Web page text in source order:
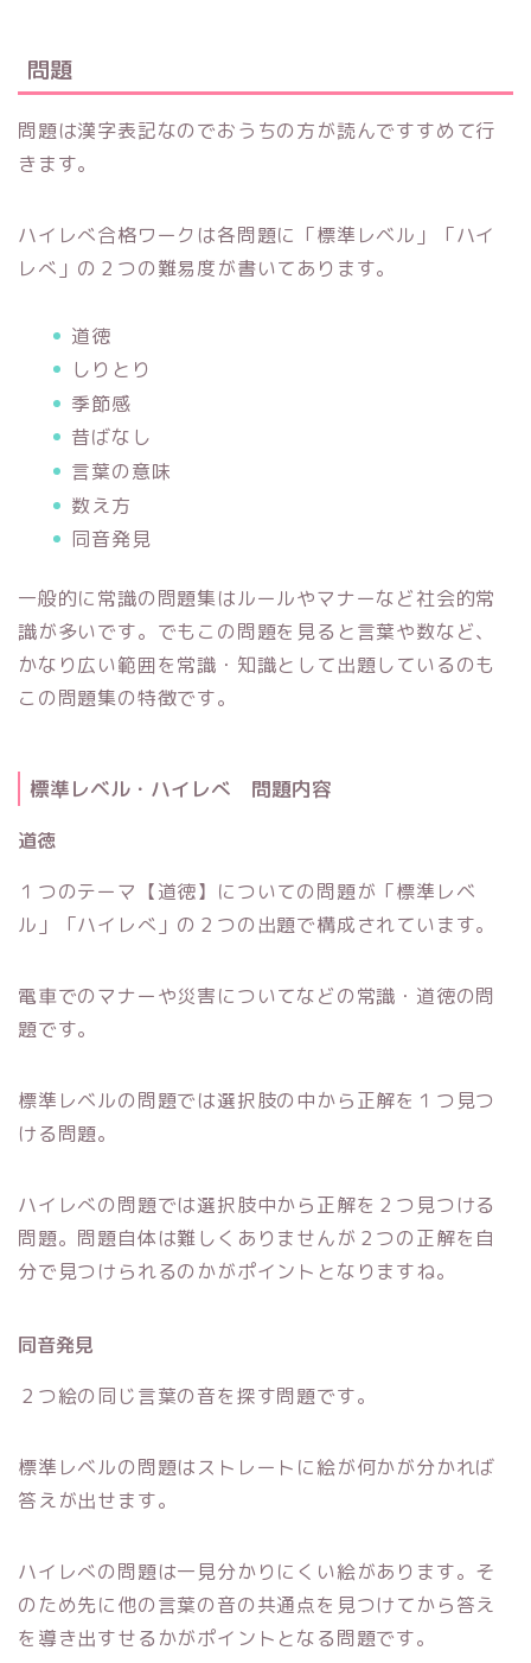
問題
問題は漢字表記なのでおうちの方が読んですすめて行
きます。
ハイレべ合格ワークは各問題に「標準レベル」「ハイ
レべ」の２つの難易度が書いてあります。
道徳
しりとり
季節感
昔ばなし
言葉の意味
数え方
同音発見
一般的に常識の問題集はルールやマナーなど社会的常
識が多いです。でもこの問題を見ると言葉や数など、
かなり広い範囲を常識・知識として出題しているのも
この問題集の特徴です。
標準レベル・ハイレべ 問題内容
道徳
１つのテーマ【道徳】についての問題が「標準レベ
ル」「ハイレべ」の２つの出題で構成されています。
電車でのマナーや災害についてなどの常識・道徳の問
題です。
標準レベルの問題では選択肢の中から正解を１つ見つ
ける問題。
ハイレべの問題では選択肢中から正解を２つ見つける
問題。問題自体は難しくありませんが２つの正解を自
分で見つけられるのかがポイントとなりますね。
同音発見
２つ絵の同じ言葉の音を探す問題です。
標準レベルの問題はストレートに絵が何かが分かれば
答えが出せます。
ハイレべの問題は一見分かりにくい絵があります。そ
のため先に他の言葉の音の共通点を見つけてから答え
を導き出すせるかがポイントとなる問題です。